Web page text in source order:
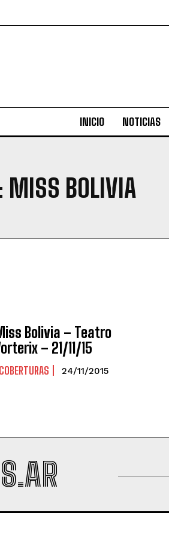
INICIO NOTICIAS
MISS BOLIVIA
Bolivia – Teatro
– 21/11/15
COBERTURAS 24/11/2015